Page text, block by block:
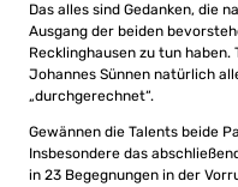
Das alles sind Gedanken, die
Ausgang der beiden
Recklinghausen zu tun
Johannes Sünnen natürlich
„durchgerechnet“.
Gewännen die Talents beide
Insbesondere das
in 23 Begegnungen in der